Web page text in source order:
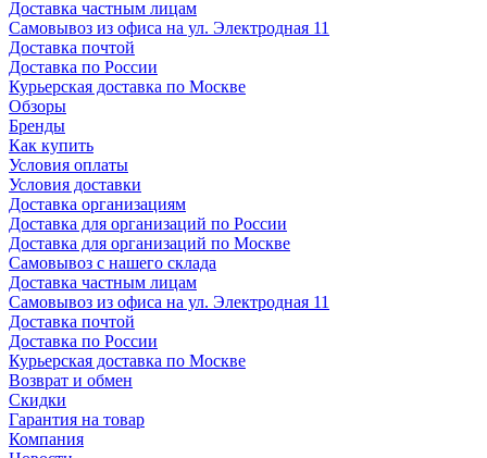
Доставка частным лицам
Самовывоз из офиса на ул. Электродная 11
Доставка почтой
Доставка по России
Курьерская доставка по Москве
Обзоры
Бренды
Как купить
Условия оплаты
Условия доставки
Доставка организациям
Доставка для организаций по России
Доставка для организаций по Москве
Самовывоз с нашего склада
Доставка частным лицам
Самовывоз из офиса на ул. Электродная 11
Доставка почтой
Доставка по России
Курьерская доставка по Москве
Возврат и обмен
Скидки
Гарантия на товар
Компания